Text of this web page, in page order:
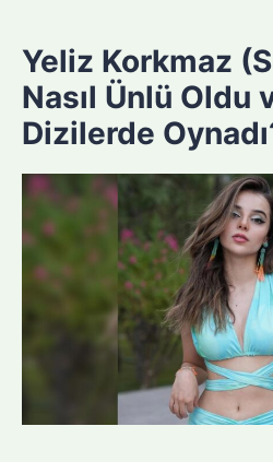
Yeliz Korkmaz
Nasıl Ünlü Oldu
Dizilerde